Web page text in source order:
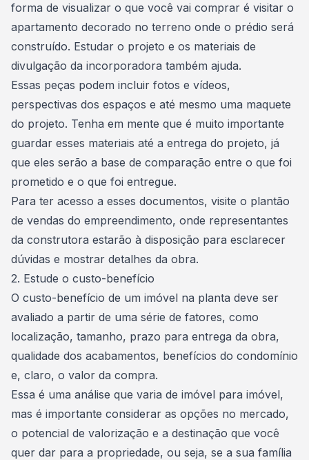
forma de visualizar o que você vai comprar é visitar o
apartamento decorado no terreno onde o prédio será
construído. Estudar o projeto e os materiais de
divulgação da incorporadora também ajuda.
Essas peças podem incluir fotos e vídeos,
perspectivas dos espaços e até mesmo uma maquete
do projeto. Tenha em mente que é muito importante
guardar esses materiais até a entrega do projeto, já
que eles serão a base de comparação entre o que foi
prometido e o que foi entregue.
Para ter acesso a esses documentos, visite o plantão
de vendas do empreendimento, onde representantes
da construtora estarão à disposição para esclarecer
dúvidas e mostrar detalhes da obra.
2. Estude o custo-benefício
O custo-benefício de um imóvel na planta deve ser
avaliado a partir de uma série de fatores, como
localização, tamanho, prazo para entrega da obra,
qualidade dos acabamentos, benefícios do condomínio
e, claro, o valor da compra.
Essa é uma análise que varia de imóvel para imóvel,
mas é importante considerar as opções no mercado,
o potencial de valorização e a destinação que você
quer dar para a propriedade, ou seja, se a sua família